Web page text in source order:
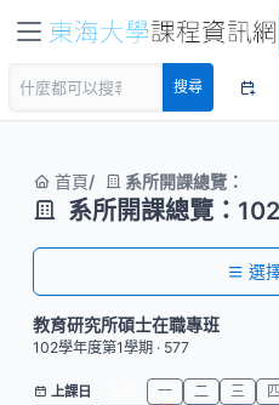
搜尋
首頁 系所開課總覽：
系所開課總覽：
選
教育研究所碩士在職專班
102學年度第1學期 · 577
上課日 一 二 三 四